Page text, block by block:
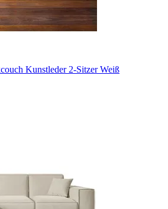
Kunstleder 2-Sitzer Weiß